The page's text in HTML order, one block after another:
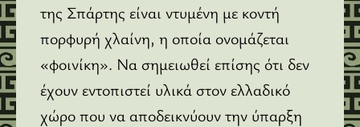
της Σπάρτης είναι ντυμένη με κοντή
πορφυρή χλαίνη, η οποία ονομάζεται
«φοινίκη». Να σημειωθεί επίσης ότι δεν
έχουν εντοπιστεί υλικά στον ελλαδικό
χώρο που να αποδεικνύουν την ύπαρξη